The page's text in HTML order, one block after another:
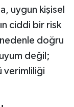
uygun kişisel
ciddi bir risk
doğru
değil;
verimliliği